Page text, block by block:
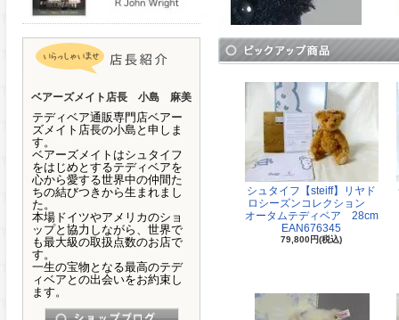
ベアーズメイト店長 小島 麻美
テディベア通販専門店ベアー
ズメイト店長の小島と申しま
す。
ベアーズメイトはシュタイフ
をはじめとするテディベアを
心から愛する世界中の仲間た
ちの結びつきから生まれまし
た。
本場ドイツやアメリカのショ
ップと協力しながら、世界で
も最大級の取扱点数のお店で
す。
一生の宝物となる最高のテデ
ィベアとの出会いをお約束し
ます。
シュタイフ【steiff】リヤド
ロシーズンコレクション
オータムテディベア 28cm
EAN676345
79,800円(税込)